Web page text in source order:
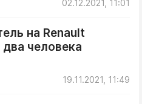
02.12.2021, 11:01
на Renault
человека
19.11.2021, 11:49